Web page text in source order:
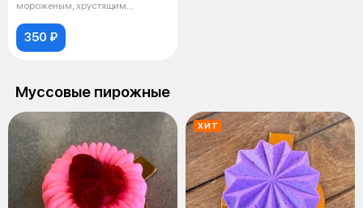
мороженым, хрустящим
350 ₽
Муссовые пирожные
ХИТ